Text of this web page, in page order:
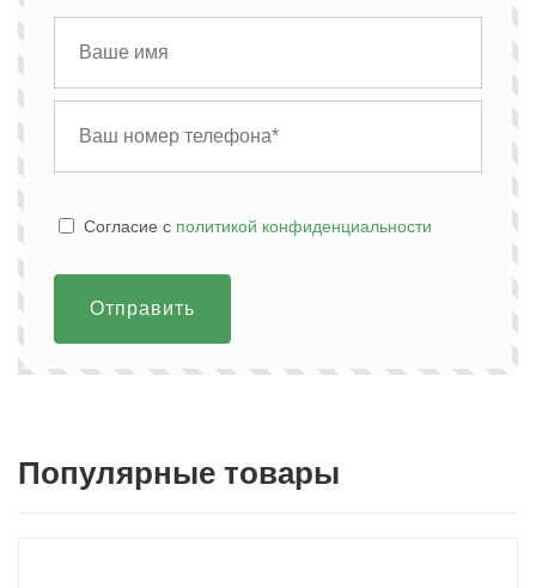
Cогласие с политикой конфиденциальности
Отправить
Популярные товары